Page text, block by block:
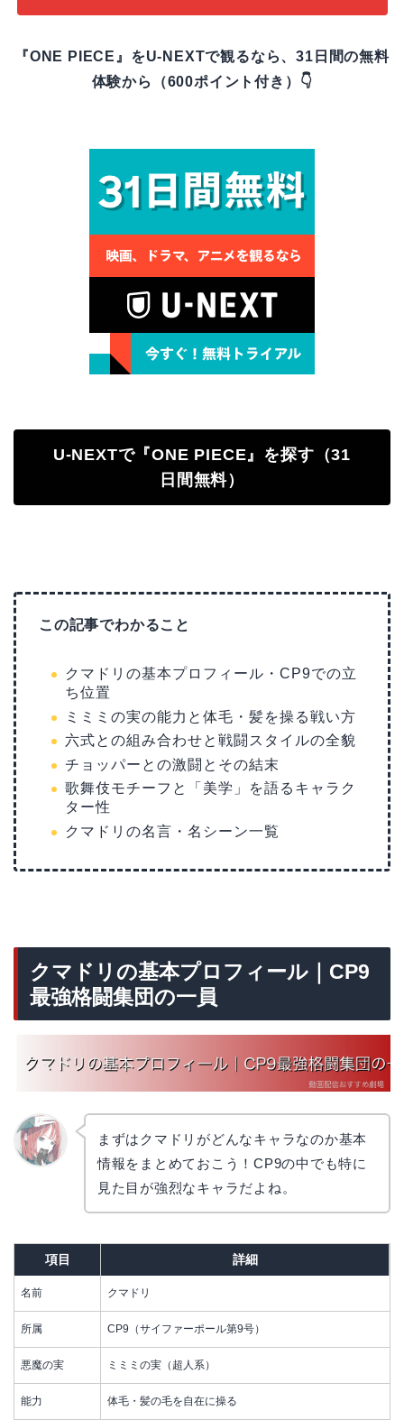
『ONE PIECE』をU-NEXTで観るなら、31日間の無料
体験から（600ポイント付き）👇
U-NEXTで『ONE PIECE』を探す（31
日間無料）
この記事でわかること
クマドリの基本プロフィール・CP9での立
ち位置
ミミミの実の能力と体毛・髪を操る戦い方
六式との組み合わせと戦闘スタイルの全貌
チョッパーとの激闘とその結末
歌舞伎モチーフと「美学」を語るキャラク
ター性
クマドリの名言・名シーン一覧
クマドリの基本プロフィール｜CP9
最強格闘集団の一員
まずはクマドリがどんなキャラなのか基本
情報をまとめておこう！CP9の中でも特に
見た目が強烈なキャラだよね。
項目 詳細
名前 クマドリ
所属 CP9（サイファーポール第9号）
悪魔の実 ミミミの実（超人系）
能力 体毛・髪の毛を自在に操る